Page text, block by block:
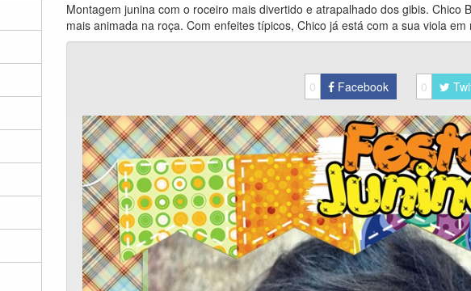
Montagem junina com o roceiro mais divertido e atrapalhado dos gibis.
mais animada na roça. Com enfeites típicos, Chico já está com a sua viola
0 Facebook 0